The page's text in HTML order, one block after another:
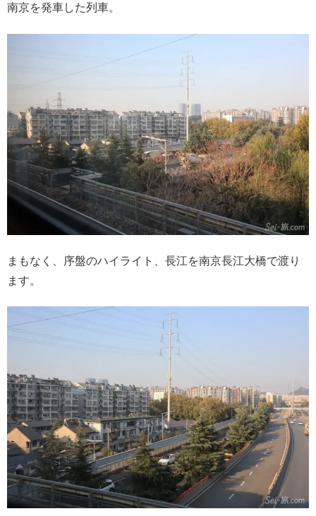
南京を発車した列車。
まもなく、序盤のハイライト、長江を南京長江大橋で渡り
ます。